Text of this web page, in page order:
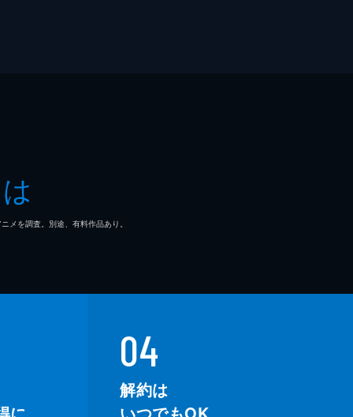
を調査。別途、有料作品あり。
04
解約は